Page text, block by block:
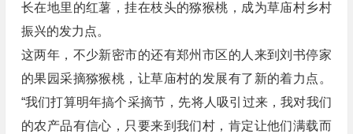
长在地里的红薯，挂在枝头的猕猴桃，成为草庙村乡村
振兴的发力点。
这两年，不少新密市的还有郑州市区的人来到刘书停家
的果园采摘猕猴桃，让草庙村的发展有了新的着力点。
“我们打算明年搞个采摘节，先将人吸引过来，我对我们
的农产品有信心，只要来到我们村，肯定让他们满载而